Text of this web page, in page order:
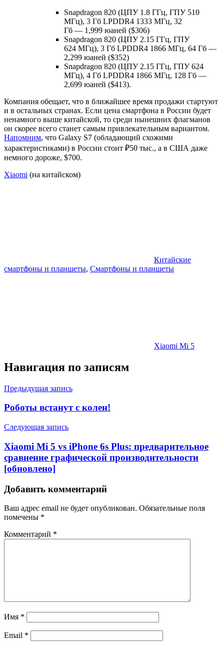
Snapdragon 820 (ЦПУ 1.8 ГГц, ГПУ 510
МГц), 3 Гб LPDDR4 1333 МГц, 32
Гб — 1,999 юаней ($306)
Snapdragon 820 (ЦПУ 2.15 ГГц, ГПУ
624 МГц), 3 Гб LPDDR4 1866 МГц, 64 Гб —
2,299 юаней ($352)
Snapdragon 820 (ЦПУ 2.15 ГГц, ГПУ 624
МГц), 4 Гб LPDDR4 1866 МГц, 128 Гб —
2,699 юаней ($413).
Компания обещает, что в ближайшее время продажи стартуют
и в остальных странах. Если цена смартфона в России будет
ненамного выше китайской, то среди нынешних флагманов
он скорее всего станет самым привлекательным вариантом.
Напомним, что Galaxy S7 (обладающий схожими
характеристиками) в России стоит ₽50 тыс., а в США даже
немного дороже, $700.
Xiaomi (на китайском)
Китайские
смартфоны и планшеты, Смартфоны и планшеты
Xiaomi Mi 5
Навигация по записям
Предыдущая запись
Роботы встанут с колен!
Следующая запись
Xiaomi Mi 5 vs iPhone 6s Plus: предварительное
сравнение графической производительности
[обновлено]
Добавить комментарий
Ваш адрес email не будет опубликован. Обязательные поля
помечены *
Комментарий *
Имя *
Email *